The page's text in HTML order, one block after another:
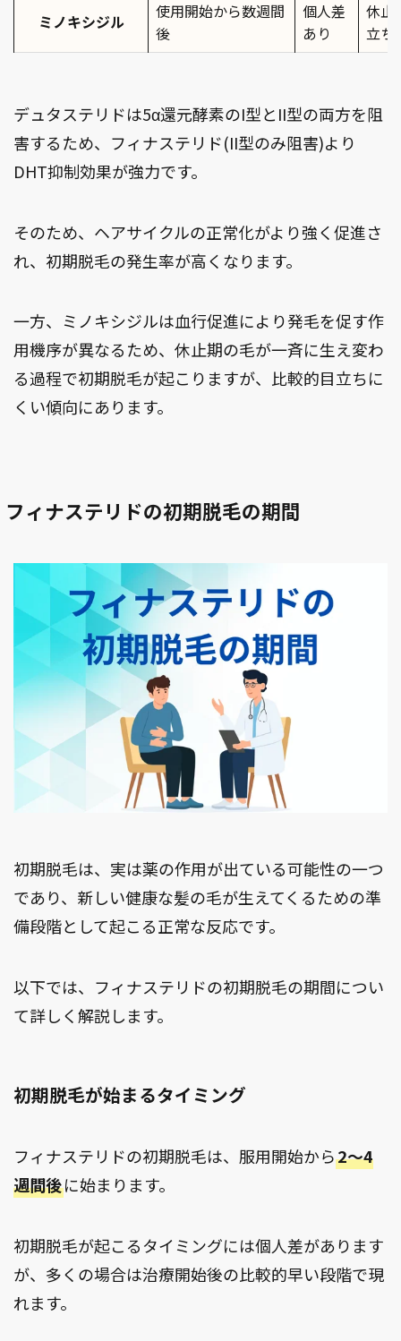
ミノキシジル
使用開始から数週間
後 ​
個人差
あり
休止
立ち
デュタステリドは5α還元酵素のI型とII型の両方を阻
害するため、フィナステリド(II型のみ阻害)より
DHT抑制効果が強力です。
そのため、ヘアサイクルの正常化がより強く促進さ
れ、初期脱毛の発生率が高くなります。
一方、ミノキシジルは血行促進により発毛を促す作
用機序が異なるため、休止期の毛が一斉に生え変わ
る過程で初期脱毛が起こりますが、比較的目立ちに
くい傾向にあります。
フィナステリドの初期脱毛の期間
初期脱毛は、実は薬の作用が出ている可能性の一つ
であり、新しい健康な髪の毛が生えてくるための準
備段階として起こる正常な反応です。
以下では、フィナステリドの初期脱毛の期間につい
て詳しく解説します。
初期脱毛が始まるタイミング
フィナステリドの初期脱毛は、服用開始から2～4
週間後に始まります。
初期脱毛が起こるタイミングには個人差があります
が、多くの場合は治療開始後の比較的早い段階で現
れます。